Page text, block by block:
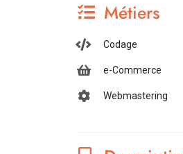
Métiers
Codage
e-Commerce
Webmastering